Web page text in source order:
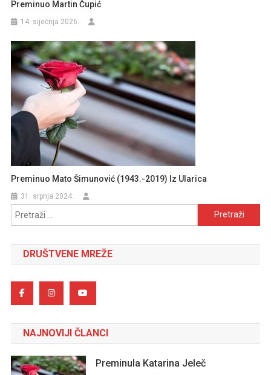
Preminuo Martin Čupić
14. siječnja 2026.
Preminuo Mato Šimunović (1943.-2019) Iz Ularica
31. srpnja 2024.
Pretraži:
DRUŠTVENE MREŽE
NAJNOVIJI ČLANCI
Preminula Katarina Jeleč